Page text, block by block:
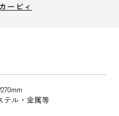
ービィ
テル・金属等